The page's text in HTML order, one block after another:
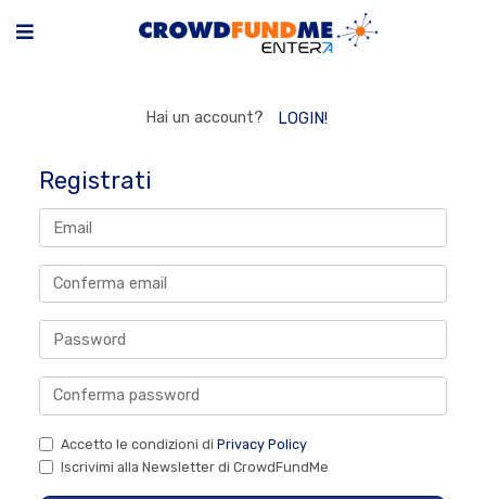
Hai un account? LOGIN!
Registrati
Accetto le condizioni di Privacy Policy
Iscrivimi alla Newsletter di CrowdFundMe